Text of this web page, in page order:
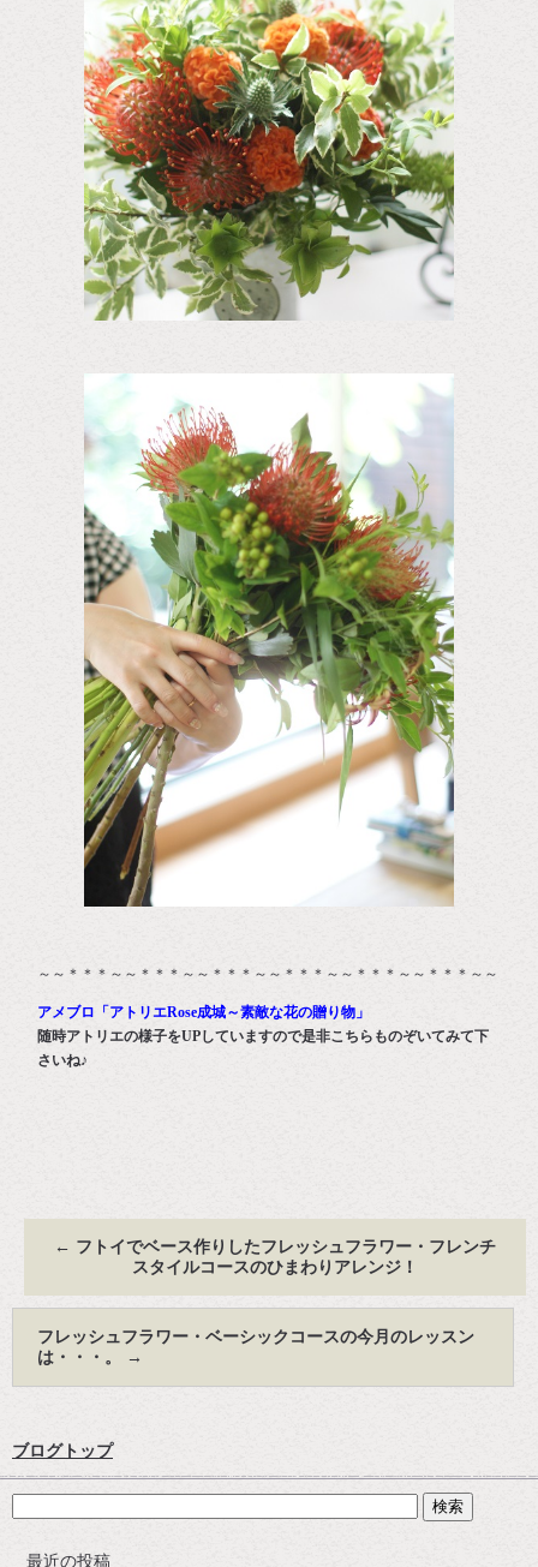
～～＊＊＊～～＊＊＊～～＊＊＊～～＊＊＊～～＊＊＊～～＊＊＊～～
アメブロ「アトリエRose成城～素敵な花の贈り物」
随時アトリエの様子をUPしていますので是非こちらものぞいてみて下
さいね♪
← フトイでベース作りしたフレッシュフラワー・フレンチ
スタイルコースのひまわりアレンジ！
フレッシュフラワー・ベーシックコースの今月のレッスン
は・・・。
→
ブログトップ
最近の投稿